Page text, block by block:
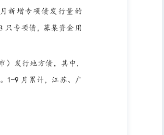
”领域的资金占比环比降幅较大，为
。此外，土储专项债2月重启发行以来，
新增专项债（含政府投资引导基金用途）
了用于传统基建项目外，还被用于偿还拖
显示出在稳增长与防风险之间的“政策平衡
亿元，其中，广东发行规模最大，为
比其他新增专项债长4.02年；募集资金用
募集资金用于政府投资基金的专项债，分
南发行规模均超过600亿元，合计发行3447